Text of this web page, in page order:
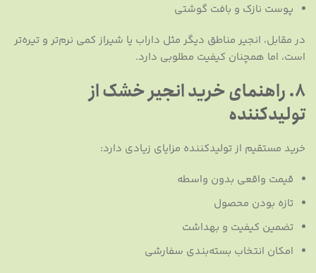
پوست نازک و بافت گوشتی
در مقابل، انجیر مناطق دیگر مثل داراب یا شیراز کمی نرم‌تر و تیره‌تر
است، اما همچنان کیفیت مطلوبی دارد.
۸. راهنمای خرید انجیر خشک از
تولیدکننده
خرید مستقیم از تولیدکننده مزایای زیادی دارد:
قیمت واقعی بدون واسطه
تازه بودن محصول
تضمین کیفیت و بهداشت
امکان انتخاب بسته‌بندی سفارشی